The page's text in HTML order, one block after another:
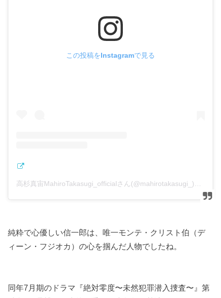
この投稿をInstagramで見る
高杉真宙MahiroTakasugi_officialさん(@mahirotakasugi_)がシェアした投稿
純粋で心優しい信一郎は、唯一モンテ・クリスト伯（デ
ィーン・フジオカ）の心を掴んだ人物でしたね。
同年7月期のドラマ『絶対零度〜未然犯罪潜入捜査〜』第